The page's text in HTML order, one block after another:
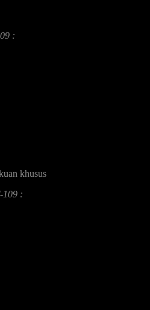
:
khusus
109 :